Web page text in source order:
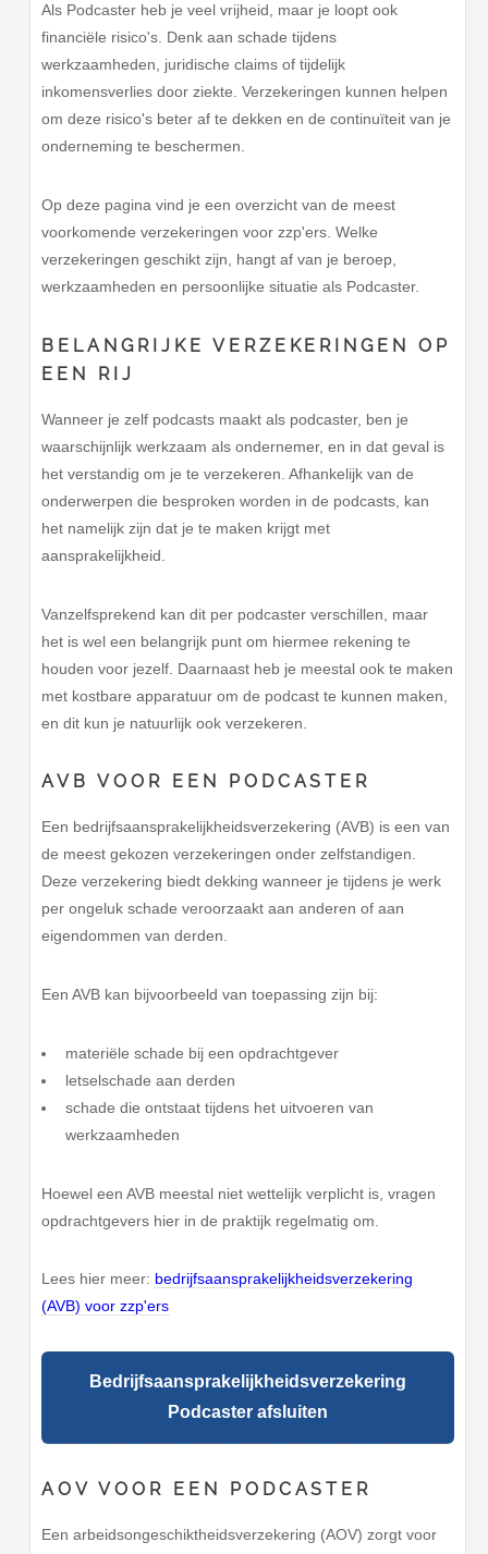
Als Podcaster heb je veel vrijheid, maar je loopt ook
financiële risico's. Denk aan schade tijdens
werkzaamheden, juridische claims of tijdelijk
inkomensverlies door ziekte. Verzekeringen kunnen helpen
om deze risico's beter af te dekken en de continuïteit van je
onderneming te beschermen.
Op deze pagina vind je een overzicht van de meest
voorkomende verzekeringen voor zzp'ers. Welke
verzekeringen geschikt zijn, hangt af van je beroep,
werkzaamheden en persoonlijke situatie als Podcaster.
BELANGRIJKE VERZEKERINGEN OP
EEN RIJ
Wanneer je zelf podcasts maakt als podcaster, ben je
waarschijnlijk werkzaam als ondernemer, en in dat geval is
het verstandig om je te verzekeren. Afhankelijk van de
onderwerpen die besproken worden in de podcasts, kan
het namelijk zijn dat je te maken krijgt met
aansprakelijkheid.
Vanzelfsprekend kan dit per podcaster verschillen, maar
het is wel een belangrijk punt om hiermee rekening te
houden voor jezelf. Daarnaast heb je meestal ook te maken
met kostbare apparatuur om de podcast te kunnen maken,
en dit kun je natuurlijk ook verzekeren.
AVB VOOR EEN PODCASTER
Een bedrijfsaansprakelijkheidsverzekering (AVB) is een van
de meest gekozen verzekeringen onder zelfstandigen.
Deze verzekering biedt dekking wanneer je tijdens je werk
per ongeluk schade veroorzaakt aan anderen of aan
eigendommen van derden.
Een AVB kan bijvoorbeeld van toepassing zijn bij:
materiële schade bij een opdrachtgever
letselschade aan derden
schade die ontstaat tijdens het uitvoeren van
werkzaamheden
Hoewel een AVB meestal niet wettelijk verplicht is, vragen
opdrachtgevers hier in de praktijk regelmatig om.
Lees hier meer: bedrijfsaansprakelijkheidsverzekering
(AVB) voor zzp'ers
Bedrijfsaansprakelijkheidsverzekering
Podcaster afsluiten
AOV VOOR EEN PODCASTER
Een arbeidsongeschiktheidsverzekering (AOV) zorgt voor